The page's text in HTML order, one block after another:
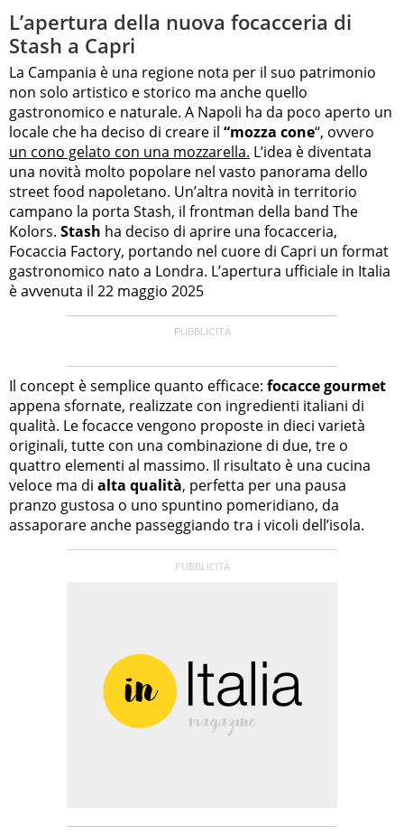
L’apertura della nuova focacceria di
Stash a Capri
La Campania è una regione nota per il suo patrimonio
non solo artistico e storico ma anche quello
gastronomico e naturale. A Napoli ha da poco aperto un
locale che ha deciso di creare il “mozza cone“, ovvero
un cono gelato con una mozzarella. L’idea è diventata
una novità molto popolare nel vasto panorama dello
street food napoletano. Un’altra novità in territorio
campano la porta Stash, il frontman della band The
Kolors. Stash ha deciso di aprire una focacceria,
Focaccia Factory, portando nel cuore di Capri un format
gastronomico nato a Londra. L’apertura ufficiale in Italia
è avvenuta il 22 maggio 2025
Il concept è semplice quanto efficace: focacce gourmet
appena sfornate, realizzate con ingredienti italiani di
qualità. Le focacce vengono proposte in dieci varietà
originali, tutte con una combinazione di due, tre o
quattro elementi al massimo. Il risultato è una cucina
veloce ma di alta qualità, perfetta per una pausa
pranzo gustosa o uno spuntino pomeridiano, da
assaporare anche passeggiando tra i vicoli dell’isola.